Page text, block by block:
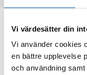
Vi värdesätter din
Vi använder cookies
en bättre upplevelse
och användning
Rubrik